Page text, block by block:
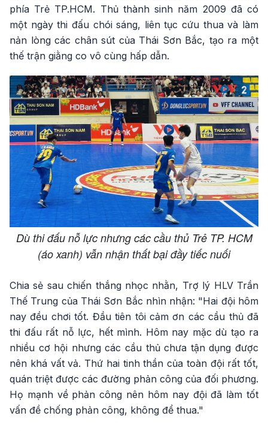
phía Trẻ TP.HCM. Thủ thành sinh năm 2009 đã có
một ngày thi đấu chói sáng, liên tục cứu thua và làm
nản lòng các chân sút của Thái Sơn Bắc, tạo ra một
thế trận giằng co vô cùng hấp dẫn.
Dù thi đấu nỗ lực nhưng các cầu thủ Trẻ TP. HCM
(áo xanh) vẫn nhận thất bại đầy tiếc nuối
Chia sẻ sau chiến thắng nhọc nhằn, Trợ lý HLV Trần
Thế Trung của Thái Sơn Bắc nhìn nhận: "Hai đội hôm
nay đều chơi tốt. Đầu tiên tôi cảm ơn các cầu thủ đã
thi đấu rất nỗ lực, hết mình. Hôm nay mặc dù tạo ra
nhiều cơ hội nhưng các cầu thủ chưa tận dụng được
nên khá vất vả. Thứ hai tinh thần của toàn đội rất tốt,
quán triệt được các đường phản công của đối phương.
Họ mạnh về phản công nên hôm nay đội đã làm tốt
vấn đề chống phản công, không để thua."